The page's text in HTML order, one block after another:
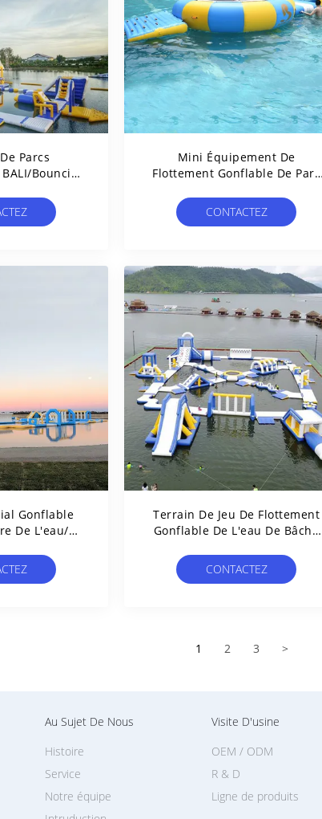
Parcs
Bouncia
Park
Mini Équipement De
Flottement Gonflable De Parc
CONTACTEZ
Gonflable
De L'eau/
De L'eau En
Terrain De Jeu De Flottement
Gonflable De L'eau De Bâche
Station De Vacances
CONTACTEZ
1 2 3 >
Au Sujet De Nous
Histoire
Service
Notre équipe
Visite D'usine
Ligne de produits
OEM / ODM
R & D